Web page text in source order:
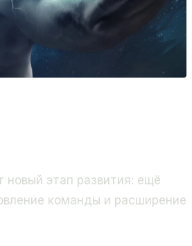
новый этап развития: ещё
команды и расширение